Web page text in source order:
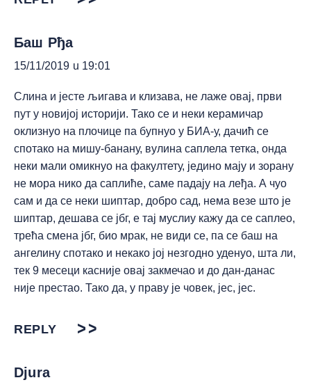
Баш Рђа
15/11/2019 u 19:01
Слина и јесте љигава и клизава, не лаже овај, први
пут у новијој историји. Тако се и неки керамичар
оклизнуо на плочице па бупнуо у БИА-у, дачић се
спотако на мишу-банану, вулина саплела тетка, онда
неки мали омикнуо на факултету, једино мају и зорану
не мора нико да саплиће, саме падају на леђа. А чуо
сам и да се неки шиптар, добро сад, нема везе што је
шиптар, дешава се јбг, е тај муслиу кажу да се саплео,
трећа смена јбг, био мрак, не види се, па се баш на
ангелину спотако и некако јој незгодно уденуо, шта ли,
тек 9 месеци касније овај закмечао и до дан-данас
није престао. Тако да, у праву је човек, јес, јес.
REPLY
Djura